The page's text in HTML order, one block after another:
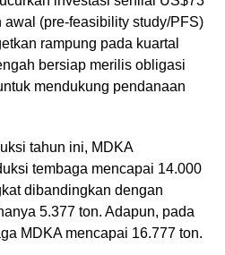
(pre-feasibility study/PFS)
rampung pada kuartal
bersiap merilis obligasi
mendukung pendanaan
tahun ini, MDKA
tembaga mencapai 14.000
dibandingkan dengan
5.377 ton. Adapun, pada
MDKA mencapai 16.777 ton.